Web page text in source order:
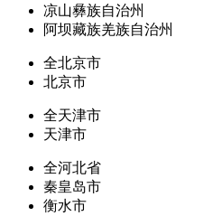
凉山彝族自治州
阿坝藏族羌族自治州
全北京市
北京市
全天津市
天津市
全河北省
秦皇岛市
衡水市